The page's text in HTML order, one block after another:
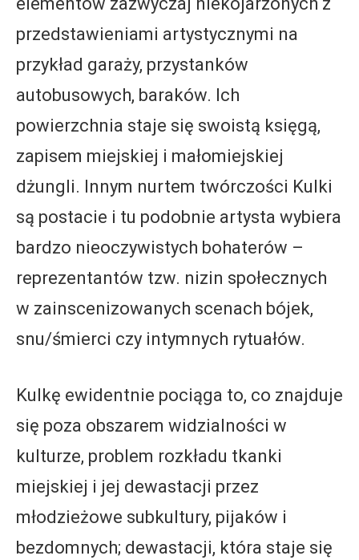
przedstawieniami artystycznymi na
przykład garaży, przystanków
autobusowych, baraków. Ich
powierzchnia staje się swoistą księgą,
zapisem miejskiej i małomiejskiej
dżungli. Innym nurtem twórczości Kulki
są postacie i tu podobnie artysta wybiera
bardzo nieoczywistych bohaterów –
reprezentantów tzw. nizin społecznych
w zainscenizowanych scenach bójek,
snu/śmierci czy intymnych rytuałów.
Kulkę ewidentnie pociąga to, co znajduje
się poza obszarem widzialności w
kulturze, problem rozkładu tkanki
miejskiej i jej dewastacji przez
młodzieżowe subkultury, pijaków i
bezdomnych; dewastacji, która staje się